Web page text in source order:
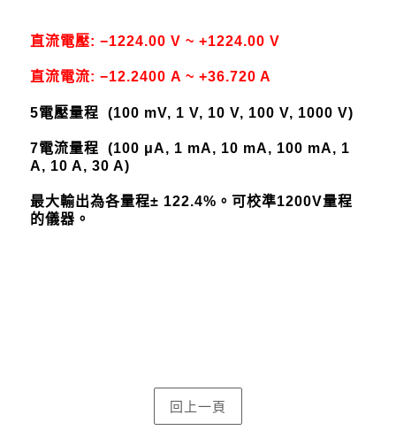
直流電壓: −1224.00 V ~ +1224.00 V
直流電流: −12.2400 A ~ +36.720 A
5電壓量程 (100 mV, 1 V, 10 V, 100 V, 1000 V)
7電流量程
(100 μA, 1 mA, 10 mA, 100 mA, 1
A, 10 A, 30 A)
最大輸出為各量程± 122.4%。可校準1200V量程
的儀器。